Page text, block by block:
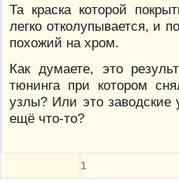
Та краска которой
легко отколупывается, и
похожий на хром.
Как думаете, это
тюнинга при котором
узлы? Или это
ещё что-то?
1